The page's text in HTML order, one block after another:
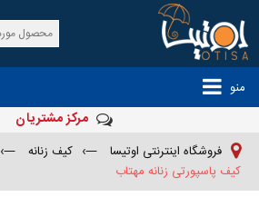
منو
مرکز مشتریان
فروشگاه اینترنتی اوتیسا —› کیف زنانه —›
کیف پاسپورتی زنانه مهتاب